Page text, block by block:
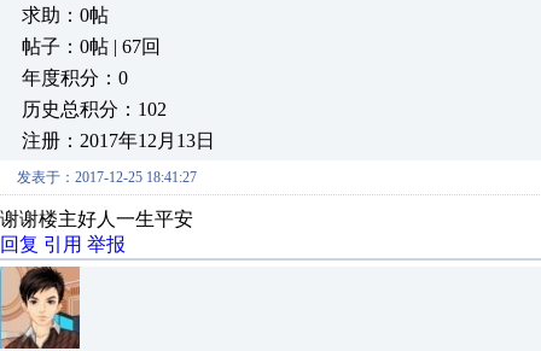
求助：0帖
帖子：0帖 | 67回
年度积分：0
历史总积分：102
注册：2017年12月13日
发表于：2017-12-25 18:41:27
谢谢楼主好人一生平安
回复 引用 举报